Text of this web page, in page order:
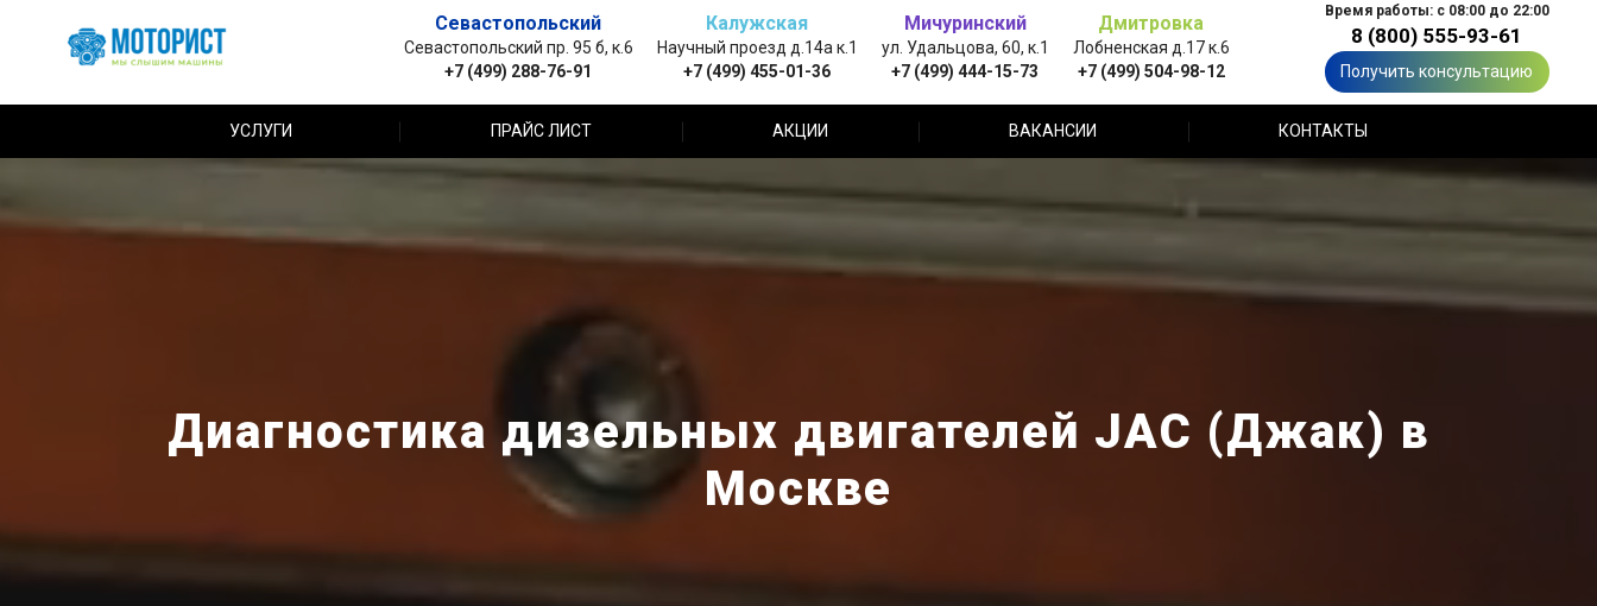
Севастопольский
Севастопольский пр. 95 б, к.6
+7 (499) 288-76-91
Калужская
Научный проезд д.14а к.1
+7 (499) 455-01-36
Мичуринский
ул. Удальцова, 60, к.1
+7 (499) 444-15-73
Дмитровка
Лобненская д.17 к.6
+7 (499) 504-98-12
Время работы: с 08:00 до 22:00
8 (800) 555-93-61
Получить консультацию
УСЛУГИ ПРАЙС ЛИСТ АКЦИИ ВАКАНСИИ КОНТАКТЫ
Диагностика дизельных двигателей JAC (Джак) в
Москве